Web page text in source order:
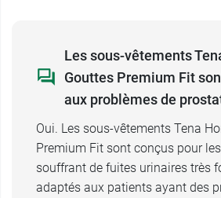
Les sous-vêtements
Gouttes Premium Fit
aux problèmes de
Oui. Les sous-vêtements Tena
Premium Fit sont conçus pour
souffrant de fuites urinaires très
adaptés aux patients ayant des